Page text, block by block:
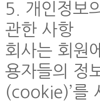
5. 개인정보
관한 사항
회사는 회원
용자들의 정
(cookie)’를